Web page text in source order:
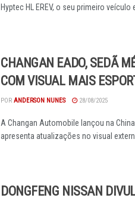
Hyptec HL EREV, o seu primeiro veículo
CHANGAN EADO, SEDÃ
COM VISUAL MAIS
POR ANDERSON NUNES 28/08/2025
A Changan Automobile lançou na
apresenta atualizações no visual
DONGFENG NISSAN